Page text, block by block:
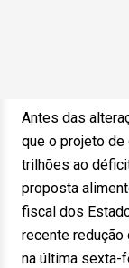
Antes das
que o projeto
trilhões ao
proposta
fiscal dos
recente redução
na última sexta-